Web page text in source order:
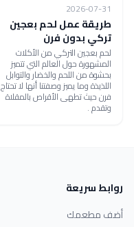
2026-07-31
طريقة عمل لحم بعجين
تركي بدون فرن
لحم بعجين التركي من الأكلات
المشهورة حول العالم التي تتميز
بحشوة من اللحم والخضار والتوابل
اللذيذة وما يميز وصفتنا أنها لا تحتاج
فرن حيث تطهى الأقراص بالمقلاة
وتقدم .
روابط سريعة
أضف مطعمك